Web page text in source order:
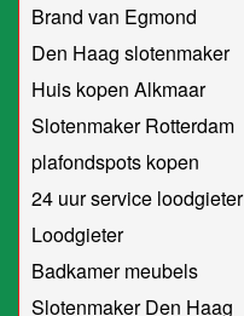
Brand van Egmond
Den Haag slotenmaker
Huis kopen Alkmaar
Slotenmaker Rotterdam
plafondspots kopen
24 uur service loodgieter
Loodgieter
Badkamer meubels
Slotenmaker Den Haag